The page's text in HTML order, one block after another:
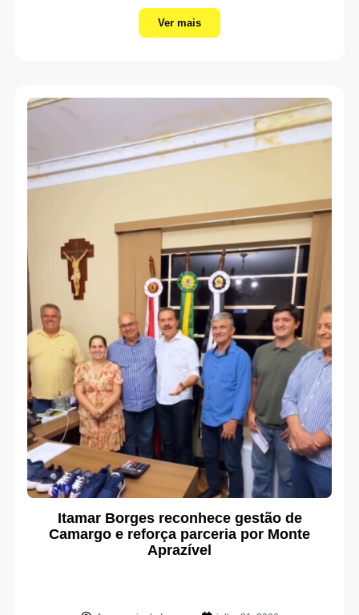
Ver mais
Itamar Borges reconhece gestão de
Camargo e reforça parceria por Monte
Aprazível